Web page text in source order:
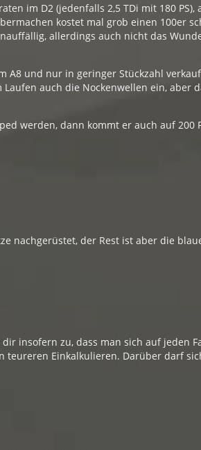
im D2 (jedenfalls 2,5 TDi mit 180
kostet mal grob einen 100er
allerdings auch nicht das
A8 und nur in geringer Stückzahl
auch die Nockenwellen ein,
werden, dann kommt er auch auf
nachgerüstet, der Rest ist aber die
insofern zu, dass man sich auf jeden
teureren Einkalkulieren. Darüber darf